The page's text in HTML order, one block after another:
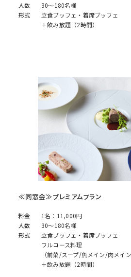
人数
30～180名様
形式
立食ブッフェ・着席ブッフェ
＋飲み放題（2時間）
≪同窓会≫プレミアムプラン
料金
1名：11,000円
人数
30～180名様
形式
立食ブッフェ・着席ブッフェ
フルコース料理
（前菜/スープ/魚メイン/肉メイ
＋飲み放題（2時間）